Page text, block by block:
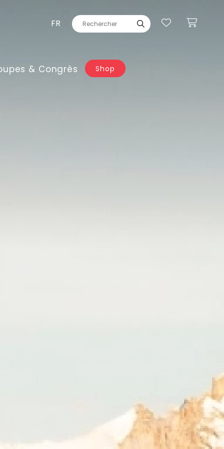
FR
& Congrès Shop